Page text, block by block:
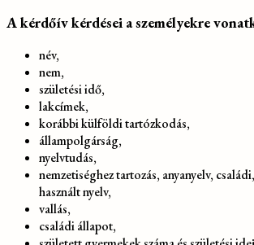
A kérdőív kérdései a személyekre
név,
nem,
születési idő,
lakcímek,
korábbi külföldi tartózkodás,
állampolgárság,
nyelvtudás,
nemzetiséghez tartozás, anyanyelv,
használt nyelv,
vallás,
családi állapot,